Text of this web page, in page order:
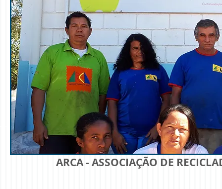
ARCA - ASSOCIAÇÃO DE